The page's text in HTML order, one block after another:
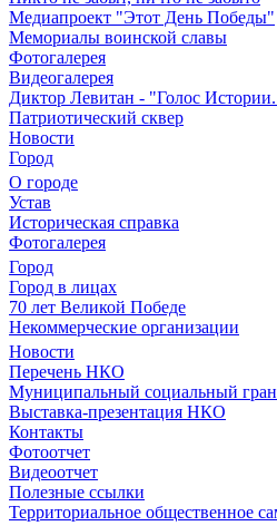
Медиапроект "Этот День Победы"
Мемориалы воинской славы
Фотогалерея
Видеогалерея
Диктор Левитан - "Голос
Патриотический сквер
Новости
Город
О городе
Устав
Историческая справка
Фотогалерея
Город
Город в лицах
70 лет Великой Победе
Некоммерческие организации
Новости
Перечень НКО
Муниципальный социальный
Выставка-презентация НКО
Контакты
Фотоотчет
Видеоотчет
Полезные ссылки
Территориальное общественное